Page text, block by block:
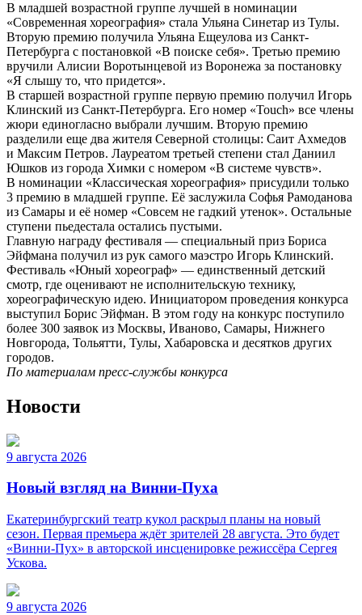
В младшей возрастной группе лучшей в номинации
«Современная хореография» стала Ульяна Синетар из Тулы.
Вторую премию получила Ульяна Ещеулова из Санкт-
Петербурга с постановкой «В поиске себя». Третью премию
вручили Алисии Воротынцевой из Воронежа за постановку
«Я слышу то, что придется».
В старшей возрастной группе первую премию получил Игорь
Клинский из Санкт-Петербурга. Его номер «Touch» все члены
жюри единогласно выбрали лучшим. Вторую премию
разделили еще два жителя Северной столицы: Саит Ахмедов
и Максим Петров. Лауреатом третьей степени стал Даниил
Юшков из города Химки с номером «В системе чувств».
В номинации «Классическая хореография» присудили только
3 премию в младшей группе. Её заслужила Софья Рамоданова
из Самары и её номер «Совсем не гадкий утенок». Остальные
ступени пьедестала остались пустыми.
Главную награду фестиваля — специальный приз Бориса
Эйфмана получил из рук самого маэстро Игорь Клинский.
Фестиваль «Юный хореограф» — единственный детский
смотр, где оценивают не исполнительскую технику,
хореографическую идею. Инициатором проведения конкурса
выступил Борис Эйфман. В этом году на конкурс поступило
более 300 заявок из Москвы, Иваново, Самары, Нижнего
Новгорода, Тольятти, Тулы, Хабаровска и десятков других
городов.
По материалам пресс-службы конкурса
Новости
9 августа 2026
Новый взгляд на Винни-Пуха
Екатеринбургский театр кукол раскрыл планы на новый
сезон. Первая премьера ждёт зрителей 28 августа. Это будет
«Винни-Пух» в авторской инсценировке режиссёра Сергея
Ускова.
9 августа 2026